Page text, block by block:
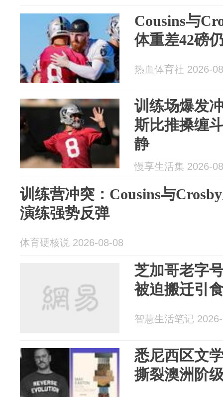
Cousins与
体重差42磅
热血体育社 2026-
训练场爆发
斯比推搡缠
静
慢享生活集 2026-
训练营冲突：Cousins与
演练强势反弹
体育硬核说 2026-08-08
芝加哥老字
被迫搬迁引
智慧生活笔记
悉尼西区文
撕裂澳洲阶